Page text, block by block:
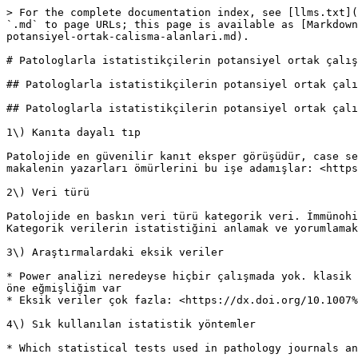
> For the complete documentation index, see [llms.txt](https://www.parapathology.com/llms.txt). Markdown versions of documentation pages are available by appending `.md` to page URLs; this page is available as [Markdown](https://www.parapathology.com/statistics-bioinformatics-and-pathology/patologlarla-istatistikcilerin-potansiyel-ortak-calisma-alanlari.md).

# Patologlarla istatistikçilerin potansiyel ortak çalışma alanları

## Patologlarla istatistikçilerin potansiyel ortak çalışma alanları

## Patologlarla istatistikçilerin potansiyel ortak çalışma alanları

1\) Kanıta dayalı tıp

Patolojide en güvenilir kanıt eksper görüşüdür, case series dir. Klasik randomize çift kör çalışma yok denecek kadar azdır. Hele meta analiz hemen hiç yok. Şu makalenin yazarları ömürlerini bu işe adamışlar: <https://doi.org/10.5858/arpa.2014-0106-RA>

2\) Veri türü

Patolojide en baskın veri türü kategorik veri. İmmünohistokimya gibi sık kullanılan yöntemlerin skorlanmasında ve cut-off belirlenmesinde ciddi sorunlar var. Kategorik verilerin istatistiğini anlamak ve yorumlamak gerçekten zor.

3\) Araştırmalardaki eksik veriler

* Power analizi neredeyse hiçbir çalışmada yok. klasik power analizi le ulaşılacak sayıda araştırma vakası bulmak da çok zor. Hakem zoruyla posthoc power yapıp başımı öne eğmişliğim var
* Eksik veriler çok fazla: <https://dx.doi.org/10.1007%2Fs00428-015-1762-3>

4\) Sık kullanılan istatistik yöntemler

* Which statistical tests used in pathology journals and which of those we think we know. Statistical literacy of pathologists:

<http://www.archivesofpathology.org/doi/10.5858/arpa.2016-0200-OA>

* Kavramlar bile farklı sensitivite, spesifisite <https://doi.org/10.1136/jclinpath-2014-202705>
* Belki de Bayes istatistiği bu branşa daha uygun.

5\) Yeni kuşak (Next generation) işler

* Genetik ve biyoinformatik verileri. Dendrogram, kümeleme gibi tuhaf analizler. Ve yine kategorik veriler.
* Yeni yeni dijital patoloji ve image analiz ile ortaya çıkan yöntemler

<https://dx.doi.org/10.1038%2Fncomms12474>

* Matematiksel patoloji <https://twitter.com/hashtag/mathpath>

6\) Aslında olmazsa olmaz temel analizler belli. Bunu bir paket haline getirmek lazım. Mesela R ya da python ile:

Statistical analysis of surgical pathology data using the R program

<https://www.ncbi.nlm.nih.gov/pubmed/22498578>

7\) Hazır bedava veri var, çalışacak kimse yok

* SEER
* TCGA

Bir de bunların üstüne patolojinin çoğu çalışmada altın standart olarak alındığını ekleyin.

"yerden göğe küp dizseler

birbirine bend etseler

aradan birin çekseler

seyreyle sen gümbürtüyü"

Genelde yapılan çalışmalar gözlemsel nitelikte. Maalesef henüz daha gözlem yapıp, "nerede tuhaflık/ gariplik var, ona biraz bakayım" deme aşamasındayız.

Ama bu gibi gözlem çalışmaları desteklenmiyor (ne proje için fon bulma sırasında ne de makale kabulü sırasında). Bu nedenle gözlemsel çalışmaları sanki çıkarımsal çalışma şeklinde sunmak gerekiyor. İlle de bir çapraz tablo, bir p değeri şart... Hipotez oluşturma çalışmalarını, hipotez test etme "imiş gibi" sunmak gerekiyor.

Halbuki bilimsel bilgiye ek katmak için önce güzelce gözlem yapıp, sorun ya da tuhaflığı bulup, kafayı buna takmak gerekiyor. Henüz bu aşamayı geçememiş bir araştırmacıya "hipotez test et" demek bence doğru değil.